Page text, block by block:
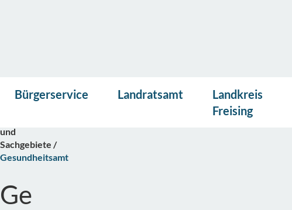
PresseKontakt Suche
Bürgerservice Landratsamt
Landkreis
Freising
Startseite
und
Sachgebiete
Gesundheitsamt
lese
Ge